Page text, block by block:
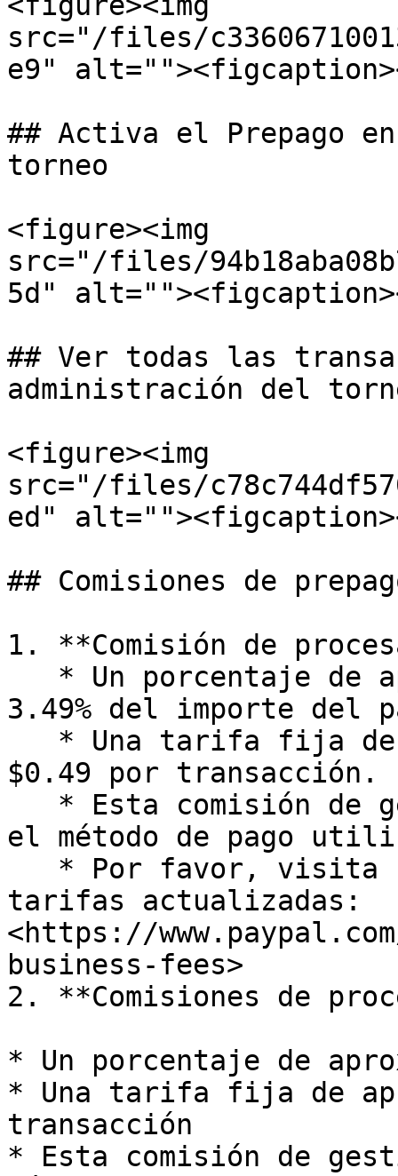
src="/files/
e9"
## Activa el Prepago
torneo
<figure><img
src="/files/
5d"
## Ver todas las
administración del
<figure><img
src="/files/
ed"
## Comisiones de
1. **Comisión de
3.49% del importe del
$0.49 por transacción.
el método de pago
tarifas actualizadas:
<https://
business-fees>
2. **Comisiones de
* Un porcentaje de
* Una tarifa fija de
transacción
* Esta comisión de